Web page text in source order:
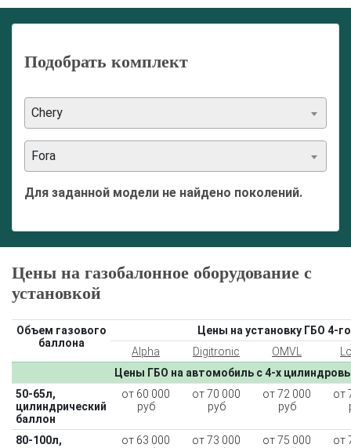
Подобрать комплект
Chery
Fora
Для заданной модели не найдено поколений.
Цены на газобалонное оборудование с
установкой
Объем газового
баллона
Цены на установку ГБО 4-
Alpha
Digitronic OMVL
Цены ГБО на автомобиль с 4-х
50-65л,
цилиндрический
баллон
от 60 000
руб
от 70 000
руб
от 72 000
руб
от
80-100л,
от 63 000
от 73 000
от 75 000
от